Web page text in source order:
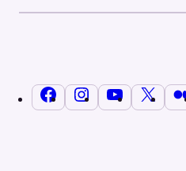
FacebookInstagramYouTube